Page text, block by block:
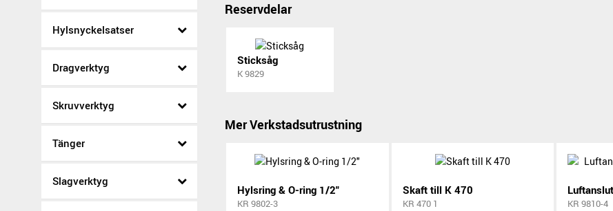
Hylsnyckelsatser
Dragverktyg
Skruvverktyg
Tänger
Slagverktyg
Reservdelar
Sticksåg
K 9829
Mer Verkstadsutrustning
Hylsring & O-ring 1/2"
KR 9802-3
Skaft till K 470
KR 470 1 KR 9810-4